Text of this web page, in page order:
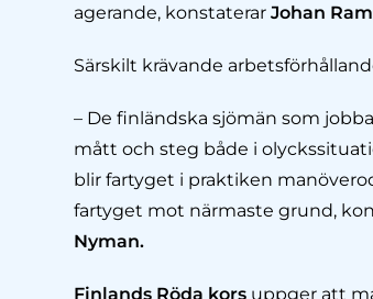
agerande, konstaterarJohan
Särskilt krävande
– De finländska sjömän som
mått och steg både i
blir fartyget i praktiken
fartyget mot närmaste grund,
Nyman.
Finlands Röda kors uppger att